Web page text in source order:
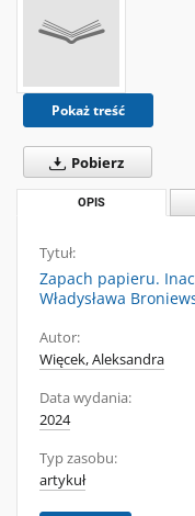
Pokaż treść
Pobierz
OPIS
Tytuł:
Zapach papieru.
Władysława
Autor:
Więcek, Aleksandra
Data wydania:
2024
Typ zasobu:
artykuł